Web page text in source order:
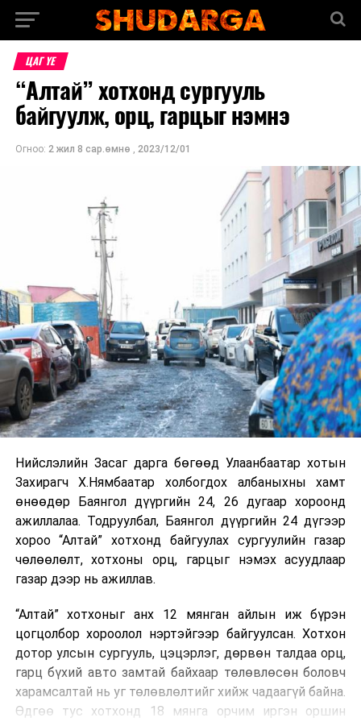
ЦАГ ҮЕ
“Алтай” хотхонд сургууль
байгуулж, орц, гарцыг нэмнэ
Огноо: 2 жил 8 сар.өмнө , 2023/12/01
Нийслэлийн Засаг дарга бөгөөд Улаанбаатар хотын
Захирагч Х.Нямбаатар холбогдох албаныхны хамт
өнөөдөр Баянгол дүүргийн 24, 26 дугаар хороонд
ажиллалаа. Тодруулбал, Баянгол дүүргийн 24 дүгээр
хороо “Алтай” хотхонд байгуулах сургуулийн газар
чөлөөлөлт, хотхоны орц, гарцыг нэмэх асуудлаар
газар дээр нь ажиллав.
“Алтай” хотхоныг анх 12 мянган айлын иж бүрэн
цогцолбор хороолол нэртэйгээр байгуулсан. Хотхон
дотор улсын сургууль, цэцэрлэг, дөрвөн талдаа орц,
гарц бүхий авто замтай байхаар төлөвлөсөн боловч
харамсалтай нь уг төлөвлөлтийг хийж чадаагүй байна.
Өдгөө тус хотхонд 18 мянга орчим иргэн оршин